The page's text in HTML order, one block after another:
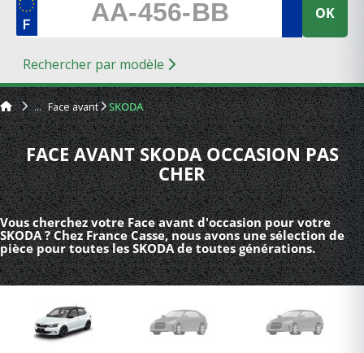
OK
Rechercher par modèle
Face avant SKODA
FACE AVANT SKODA OCCASION PAS
CHER
Vous cherchez votre Face avant d'occasion pour votre
SKODA ? Chez France Casse, nous avons une sélection de
pièce pour toutes les SKODA de toutes générations.